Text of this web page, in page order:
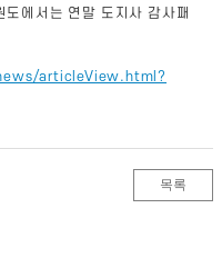
에서는 연말 도지사 감사패
articleView.html?
목록